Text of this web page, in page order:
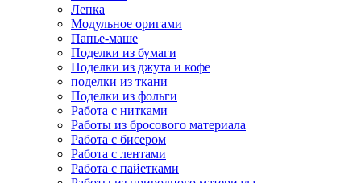
Лепка
Модульное оригами
Папье-маше
Поделки из бумаги
Поделки из джута и кофе
поделки из ткани
Поделки из фольги
Работа с нитками
Работы из бросового материала
Работа с бисером
Работа с лентами
Работа с пайетками